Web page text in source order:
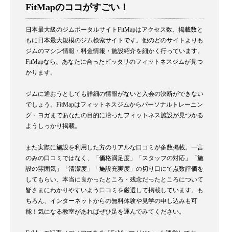
FitMapのココがすごい！
日本最大級のジムポータルサイトFitMapはアクセス数、掲載数と
もに日本最大規模のジム検索サイトです。他のどのサイトよりも
ジムのマシン情報・料金情報・施設紹介を細かく行っています。
FitMapなら、あなたに合ったピッタリのフィットネスジムが見つ
かります。
ジムに通おうとしても詳細の情報がないと入会の決断ができない
でしょう。FitMapはフィットネスジムからパーソナルトレーニン
グ・ヨガまであなたの目的に沿ったフィットネス施設が見つかる
ようしっかり掲載。
また実際に施設を利用した方のリアルな口コミが多数掲載。一言
のみの口コミではなく、「価格満足度」「スタッフの対応」「施
設の雰囲気」「清潔度」「施設充実度」の切り口にて点数評価を
してもらい、本当に良かったところ・残念だったところについて
皆さまにわかりやすいよう口コミを厳選して掲載しています。も
ちろん、インターネットからの無料体験や見学の申し込みも可
能！気になる教室があればぜひ足を運んでみてください。